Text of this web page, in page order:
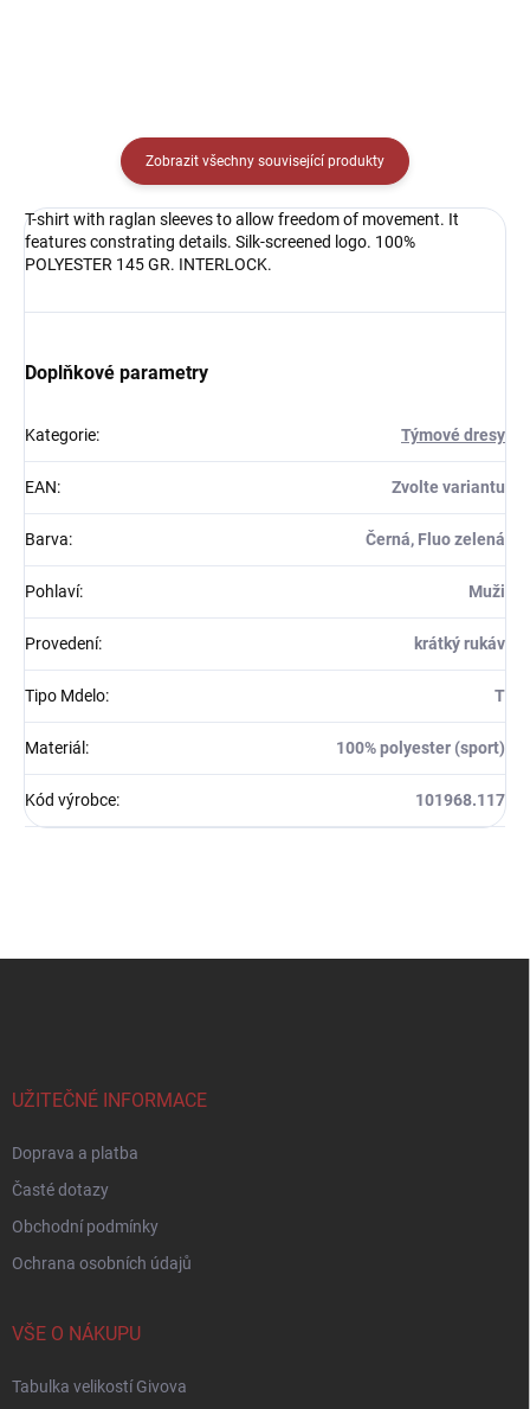
Zobrazit všechny související produkty
T-shirt with raglan sleeves to allow freedom of movement. It
features constrating details. Silk-screened logo. 100%
POLYESTER 145 GR. INTERLOCK.
Doplňkové parametry
Kategorie: Týmové dresy
EAN: Zvolte variantu
Barva: Černá, Fluo zelená
Pohlaví: Muži
Provedení: krátký rukáv
Tipo Mdelo: T
Materiál : 100% polyester (sport)
Kód výrobce: 101968.117
UŽITEČNÉ INFORMACE
Doprava a platba
Časté dotazy
Obchodní podmínky
Ochrana osobních údajů
VŠE O NÁKUPU
Tabulka velikostí Givova